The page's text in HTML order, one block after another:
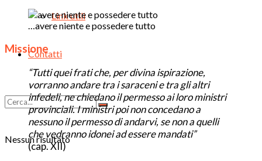
Link utili
Contatti
Nessun risultato
…avere niente e possedere tutto
Missione
“Tutti quei frati che, per divina ispirazione,
vorranno andare tra i saraceni e tra gli altri
infedeli, ne chiedano il permesso ai loro ministri
provinciali. I ministri poi non concedano a
nessuno il permesso di andarvi, se non a quelli
che vedranno idonei ad essere mandati”
(cap. XII)